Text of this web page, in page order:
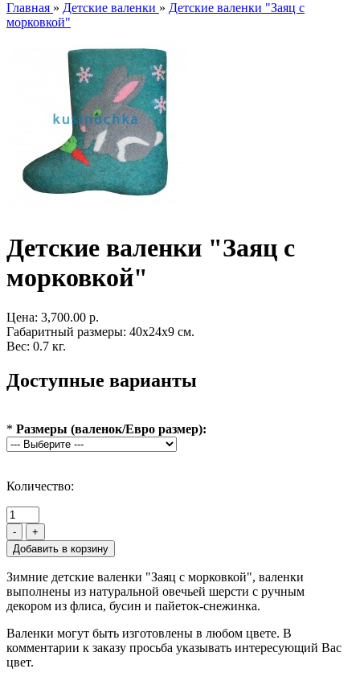
Главная » Детские валенки » Детские валенки "Заяц с
морковкой"
Детские валенки "Заяц с
морковкой"
Цена: 3,700.00 р.
Габаритный размеры: 40x24x9 см.
Вес: 0.7 кг.
Доступные варианты
* Размеры (валенок/Евро размер):
Количество:
- +
Зимние детские валенки "Заяц с морковкой", валенки
выполнены из натуральной овечьей шерсти с ручным
декором из флиса, бусин и пайеток-снежинка.
Валенки могут быть изготовлены в любом цвете. В
комментарии к заказу просьба указывать интересующий Вас
цвет.